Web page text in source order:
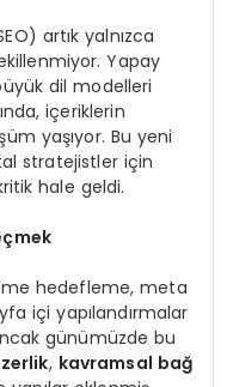
artık yalnızca
Yapay
dil modelleri
içeriklerin
yaşıyor. Bu yeni
stratejistler için
hale geldi.
hedefleme, meta
içi yapılandırmalar
günümüzde bu
, kavramsal bağ